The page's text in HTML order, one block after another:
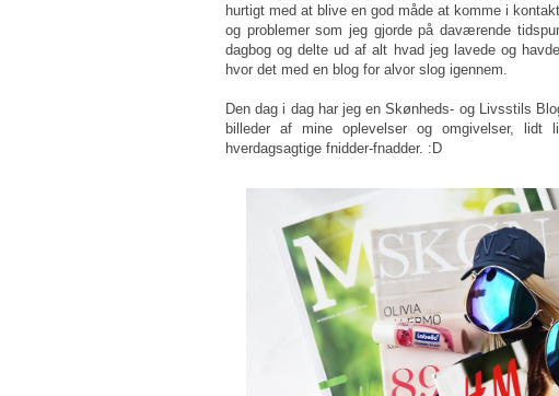
hurtigt med at blive en god måde at komme i
og problemer som jeg gjorde på daværende
dagbog og delte ud af alt hvad jeg lavede og
hvor det med en blog for alvor slog igennem.
Den dag i dag har jeg en Skønheds- og Livsstils
billeder af mine oplevelser og omgivelser,
hverdagsagtige fnidder-fnadder. :D